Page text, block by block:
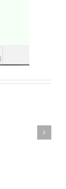
Choque Térmico |